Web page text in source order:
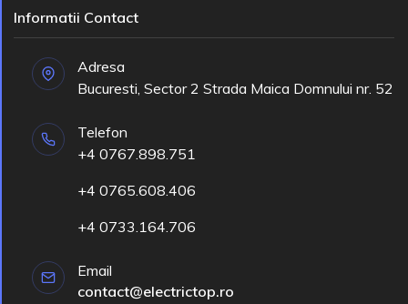
Informatii Contact
Adresa
Bucuresti, Sector 2 Strada Maica Domnului nr. 52
Telefon
+4 0767.898.751
+4 0765.608.406
+4 0733.164.706
Email
contact@electrictop.ro